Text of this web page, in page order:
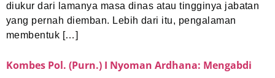
diukur dari lamanya masa dinas atau tingginya jabatan
yang pernah diemban. Lebih dari itu, pengalaman
membentuk […]
Kombes Pol. (Purn.) I Nyoman Ardhana: Mengabdi